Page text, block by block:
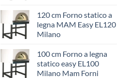
120 cm Forno statico a
legna MAM Easy EL120
Milano
100 cm Forno a legna
statico easy EL100
Milano Mam Forni